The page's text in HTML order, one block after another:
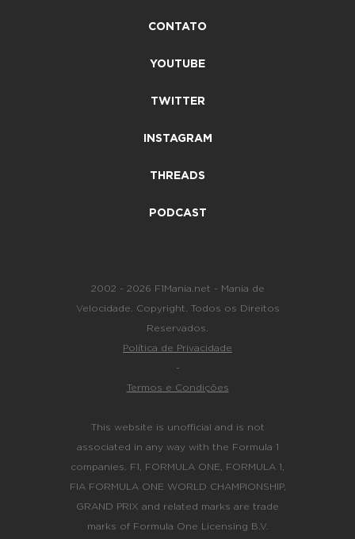
CONTATO
YOUTUBE
TWITTER
INSTAGRAM
THREADS
PODCAST
2002 - 2026 F1Mania.net - Mania de
Velocidade. Copyright. Todos os Direitos
Reservados.
Política de Privacidade
-
Termos e Condições
This website is unofficial and is not
associated in any way with the Formula 1
companies. F1, FORMULA ONE, FORMULA 1,
FIA FORMULA ONE WORLD CHAMPIONSHIP,
GRAND PRIX and related marks are trade
marks of Formula One Licensing B.V.